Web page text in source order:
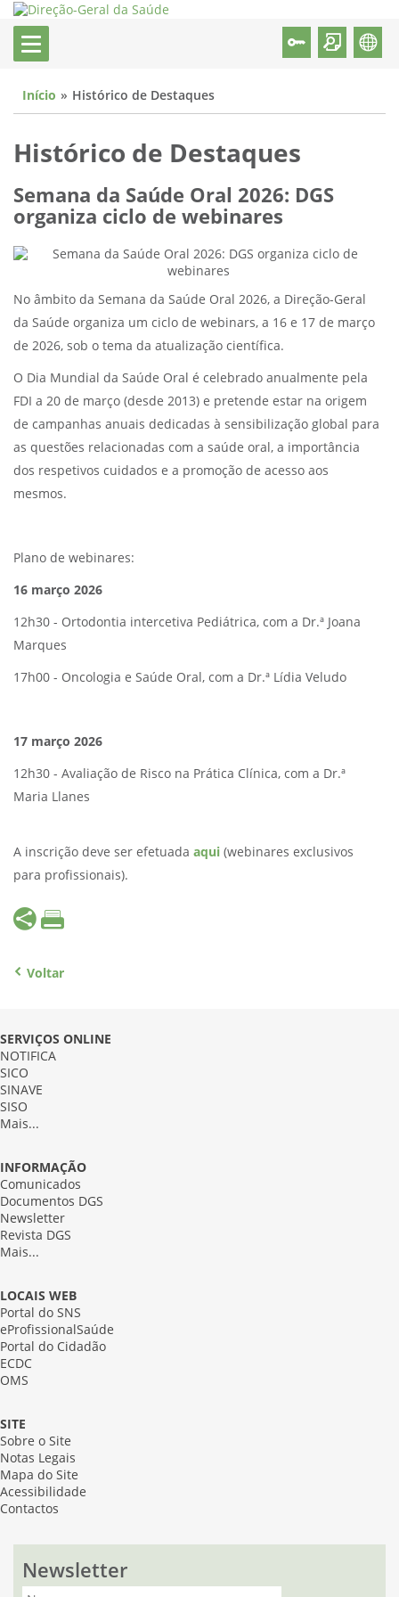
Início Histórico de Destaques
Histórico de Destaques
Semana da Saúde Oral 2026: DGS
organiza ciclo de webinares
No âmbito da Semana da Saúde Oral 2026, a Direção-Geral
da Saúde organiza um ciclo de webinars, a 16 e 17 de março
de 2026, sob o tema da atualização científica.
O Dia Mundial da Saúde Oral é celebrado anualmente pela
FDI a 20 de março (desde 2013) e pretende estar na origem
de campanhas anuais dedicadas à sensibilização global para
as questões relacionadas com a saúde oral, a importância
dos respetivos cuidados e a promoção de acesso aos
mesmos.
Plano de webinares:
16 março 2026
12h30 - Ortodontia intercetiva Pediátrica, com a Dr.ª Joana
Marques
17h00 - Oncologia e Saúde Oral, com a Dr.ª Lídia Veludo
17 março 2026
12h30 - Avaliação de Risco na Prática Clínica, com a Dr.ª
Maria Llanes
A inscrição deve ser efetuada aqui (webinares exclusivos
para profissionais).
Voltar
SERVIÇOS ONLINE
NOTIFICA
SICO
SINAVE
SISO
Mais...
INFORMAÇÃO
Comunicados
Documentos DGS
Newsletter
Revista DGS
Mais...
LOCAIS WEB
Portal do SNS
eProfissionalSaúde
Portal do Cidadão
ECDC
OMS
SITE
Sobre o Site
Notas Legais
Mapa do Site
Acessibilidade
Contactos
Newsletter